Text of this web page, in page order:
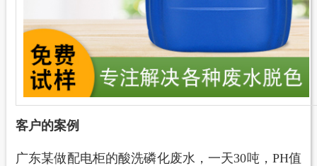
客户的案例
广东某做配电柜的酸洗磷化废水，一天30吨，PH值